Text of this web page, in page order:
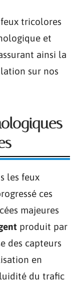
tricolores
et
ainsi la
sur nos
les feux
ces
majeures
produit par
des capteurs
en
du trafic